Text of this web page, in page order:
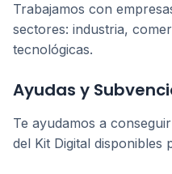
Trabajamos con
sectores: industria,
tecnológicas.
Ayudas y
Te ayudamos a
del Kit Digital disponibles